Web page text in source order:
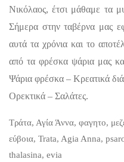
Νικόλαος, έτσι μάθαμε τα
Σήμερα στην ταβέρνα μας
αυτά τα χρόνια και το
από τα φρέσκα ψάρια μας
Ψάρια φρέσκα – Κρεατικά
Ορεκτικά – Σαλάτες.
Τράτα, Αγία Άννα, φαγητο,
εύβοια, Trata, Agia Anna,
thalasina, evia